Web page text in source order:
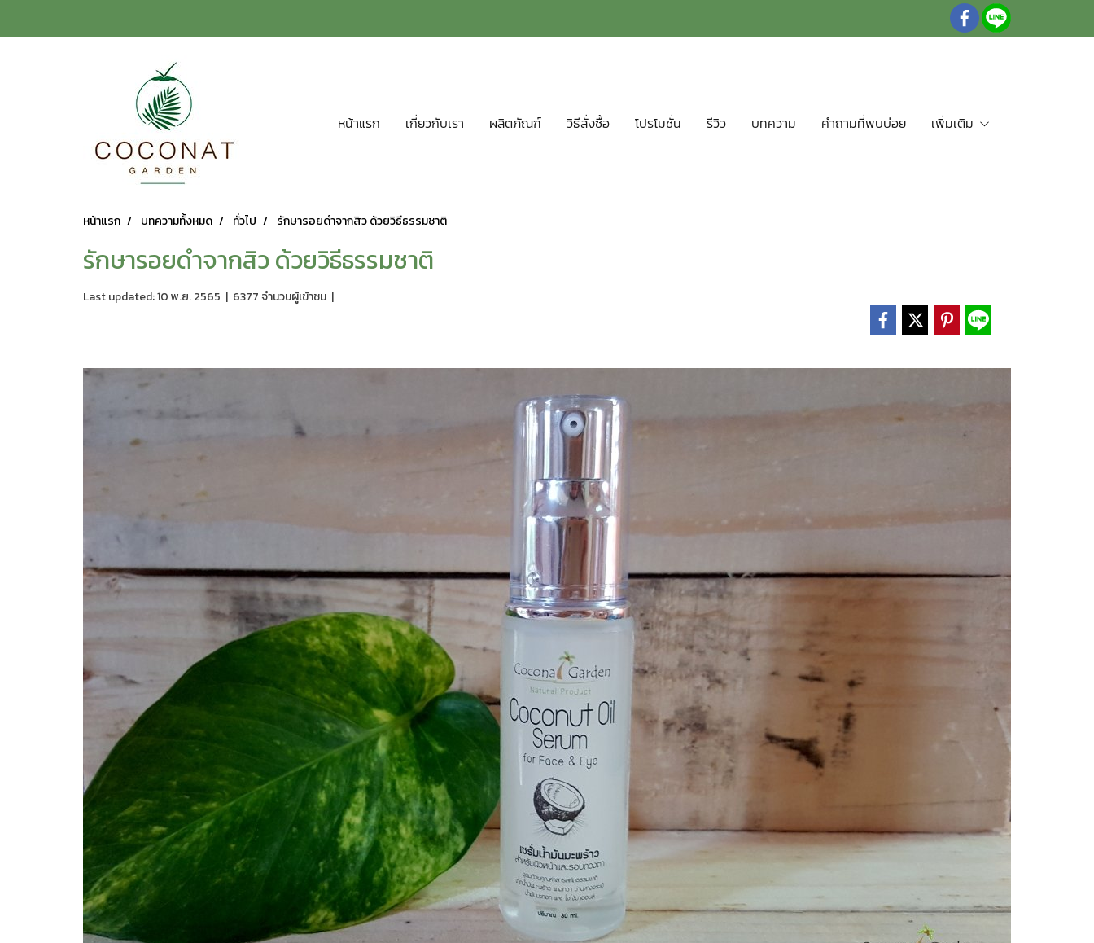
หน้าแรก เกี่ยวกับเรา ผลิตภัณฑ์ วิธีสั่งซื้อ โปรโมชั่น รีวิว บทความ คำถามที่พบบ่อย เพิ่มเติม
หน้าแรก บทความทั้งหมด ทั่วไป รักษารอยดำจากสิว ด้วยวิธีธรรมชาติ
รักษารอยดำจากสิว ด้วยวิธีธรรมชาติ
Last updated: 10 พ.ย. 2565 | 6377 จำนวนผู้เข้าชม |